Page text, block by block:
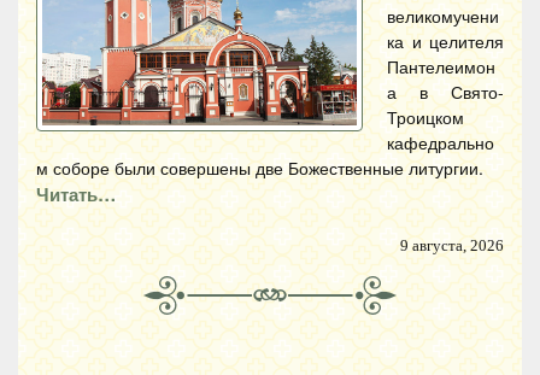
великомучени
ка и целителя
Пантелеимон
а в Свято-
Троицком
кафедрально
м соборе были совершены две Божественные литургии.
Читать…
9 августа, 2026